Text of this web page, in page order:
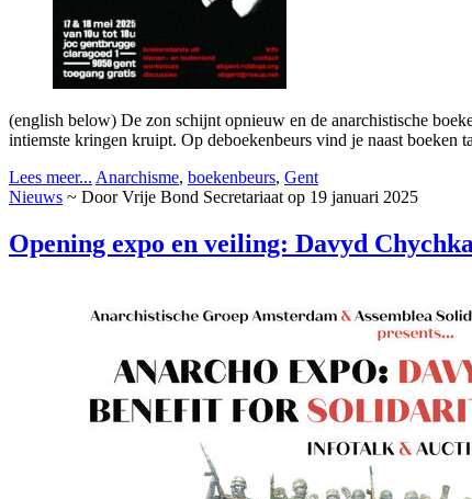
(english below) De zon schijnt opnieuw en de anarchistische
intiemste kringen kruipt. Op deboekenbeurs vind je naast boeken
Lees meer... Anarchisme, boekenbeurs, Gent
Nieuws ~ Door Vrije Bond Secretariaat op 19 januari 2025
Opening expo en veiling: Davyd